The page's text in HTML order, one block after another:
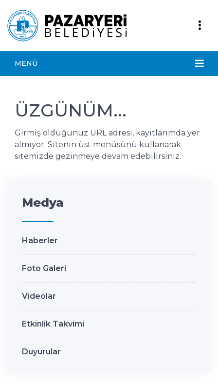
MENÜ
ÜZGÜNÜM...
Girmiş olduğunuz URL adresi, kayıtlarımda yer
almıyor. Sitenin üst menüsünü kullanarak
sitemizde gezinmeye devam edebilirsiniz.
Medya
Haberler
Foto Galeri
Videolar
Etkinlik Takvimi
Duyurular